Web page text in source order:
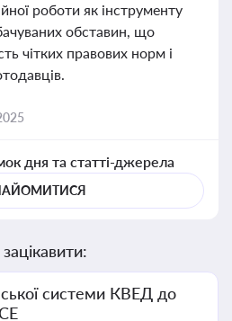
роботи як інструменту
обставин, що
чітких правових норм і
дня та статті-джерела
системи КВЕД до